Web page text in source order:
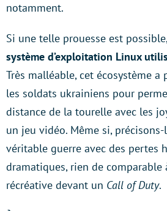
notamment.
Si une telle prouesse est
système d’exploitation Linux
Très malléable, cet écosystème
les soldats ukrainiens pour
distance de la tourelle avec les
un jeu vidéo. Même si, précisons-
véritable guerre avec des pertes
dramatiques, rien de comparable
récréative devant un Call of Duty.